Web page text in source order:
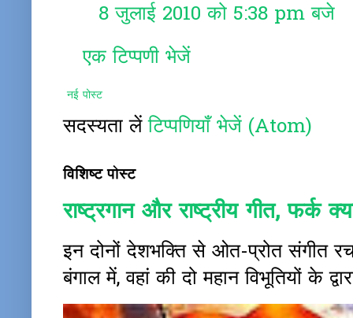
8 जुलाई 2010 को 5:38 pm बजे
एक टिप्पणी भेजें
नई पोस्ट
सदस्यता लेंटिप्पणियाँ भेजें (Atom)
विशिष्ट पोस्ट
राष्ट्रगान और राष्ट्रीय गीत, फर्क
इन दोनों देशभक्ति से ओत-प्रोत संगीत
बंगाल में, वहां की दो महान विभूतियों के